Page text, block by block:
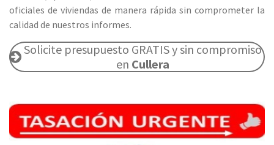
oficiales de viviendas de manera rápida sin comprometer la
calidad de nuestros informes.
Solicite presupuesto GRATIS y sin compromiso
en Cullera